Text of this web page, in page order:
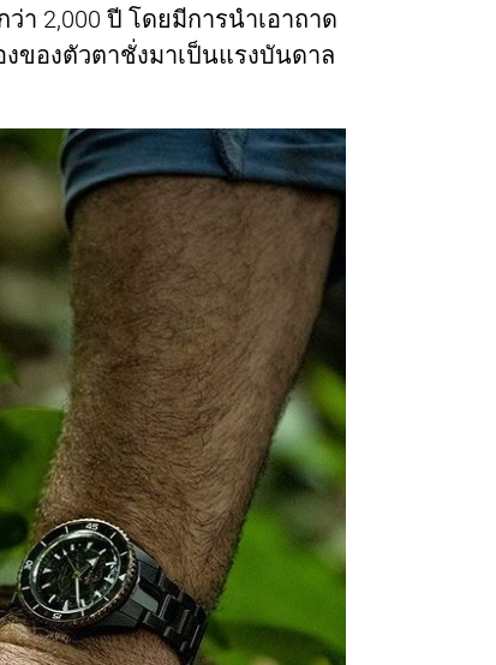
2,000 ปี โดยมีการนำเอาถาด
ของตัวตาชั่งมาเป็นแรงบันดาล